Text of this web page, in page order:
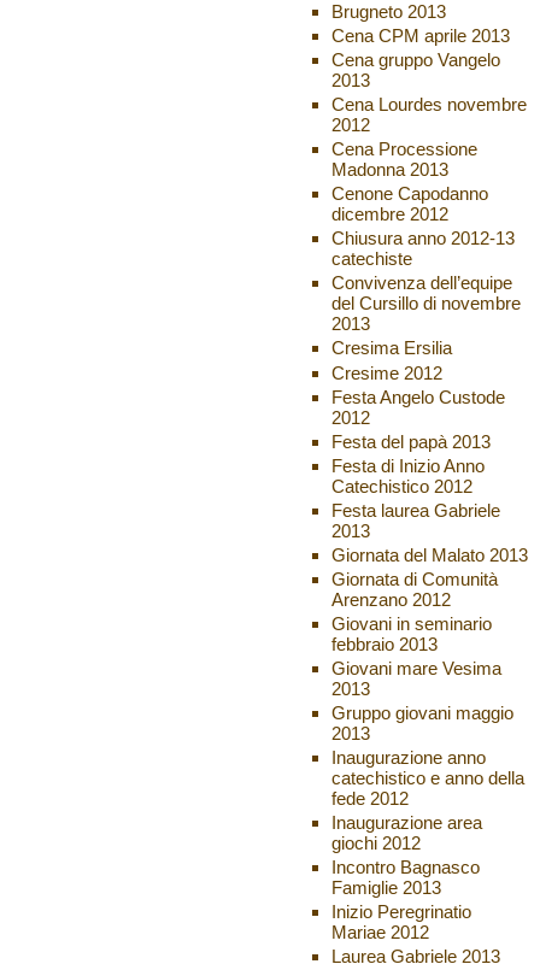
Brugneto 2013
Cena CPM aprile 2013
Cena gruppo Vangelo
2013
Cena Lourdes novembre
2012
Cena Processione
Madonna 2013
Cenone Capodanno
dicembre 2012
Chiusura anno 2012-13
catechiste
Convivenza dell’equipe
del Cursillo di novembre
2013
Cresima Ersilia
Cresime 2012
Festa Angelo Custode
2012
Festa del papà 2013
Festa di Inizio Anno
Catechistico 2012
Festa laurea Gabriele
2013
Giornata del Malato 2013
Giornata di Comunità
Arenzano 2012
Giovani in seminario
febbraio 2013
Giovani mare Vesima
2013
Gruppo giovani maggio
2013
Inaugurazione anno
catechistico e anno della
fede 2012
Inaugurazione area
giochi 2012
Incontro Bagnasco
Famiglie 2013
Inizio Peregrinatio
Mariae 2012
Laurea Gabriele 2013